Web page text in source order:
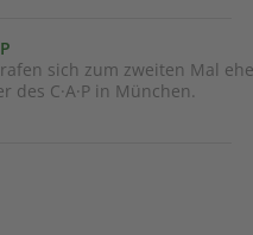
sich zum zweiten Mal
C·A·P in München.